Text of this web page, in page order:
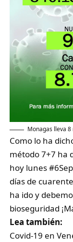
Monagas lleva
Como lo ha
método 7+7 ha
hoy lunes#6Sep
días de
ha ido y
bioseguridad
Lea también:
Covid-19 en